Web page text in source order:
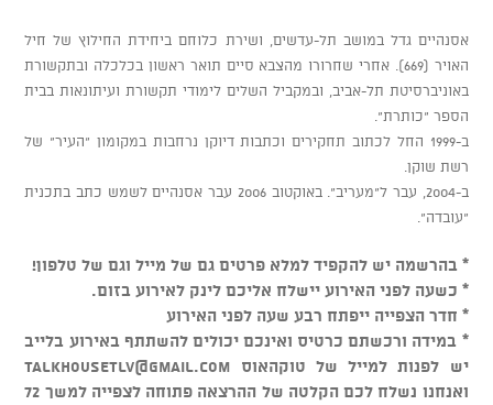
אסנהיים גדל במושב תל-עדשים, ושירת כלוחם ביחידת החילוץ של חיל
האויר (669). אחרי שחרורו מהצבא סיים תואר ראשון בכלכלה ובתקשורת
באוניברסיטת תל-אביב, ובמקביל השלים לימודי תקשורת ועיתונאות בבית
הספר "כותרת".
ב-1999 החל לכתוב תחקירים וכתבות דיוקן נרחבות במקומון "העיר" של
רשת שוקן.
ב-2004, עבר ל"מעריב". באוקטוב 2006 עבר אסנהיים לשמש כתב בתכנית
"עובדה".
* בהרשמה יש להקפיד למלא פרטים גם של מייל וגם של טלפון!
* כשעה לפני האירוע יישלח אליכם לינק לאירוע בזום.
* חדר הצפייה ייפתח רבע שעה לפני האירוע
* במידה ורכשתם כרטיס ואינכם יכולים להשתתף באירוע בלייב
יש לפנות למייל של טוקהאוס talkhousetlv@gmail.com
ואנחנו נשלח לכם הקלטה של ההרצאה פתוחה לצפייה למשך 72